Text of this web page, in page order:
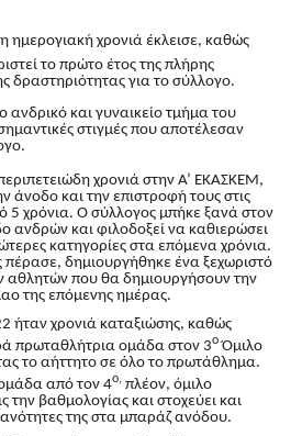
ημερογιακή χρονιά έκλεισε, καθώς
το πρώτο έτος της πλήρης
δραστηριότητας για το σύλλογο.
ανδρικό και γυναικείο τμήμα του
στιγμές που αποτέλεσαν
χρονιά στην Α’ ΕΚΑΣΚΕΜ,
άνοδο και την επιστροφή τους στις
5 χρόνια. Ο σύλλογος μπήκε ξανά στον
ανδρών και φιλοδοξεί να καθιερώσει
κατηγορίες στα επόμενα χρόνια.
δημιουργήθηκε ένα ξεχωριστό
αθλητών που θα δημιουργήσουν την
της επόμενης ημέρας.
ήταν χρονιά καταξιώσης, καθώς
πρωταθλήτρια ομάδα στον 3οΌμιλο
το αήττητο σε όλο το πρωτάθλημα.
από τον 4ο, πλέον, όμιλο
την βαθμολογίας και στοχεύει και
της στα μπαράζ ανόδου.